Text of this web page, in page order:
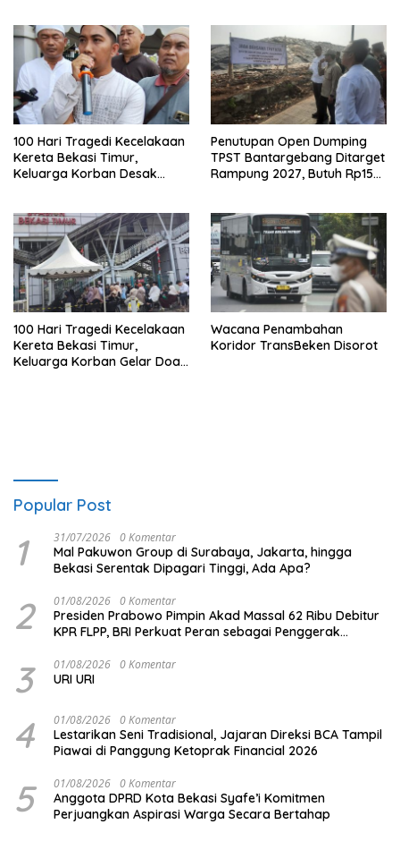
100 Hari Tragedi Kecelakaan
Kereta Bekasi Timur,
Keluarga Korban Desak
Penutupan Open Dumping
TPST Bantargebang Ditarget
Rampung 2027, Butuh Rp150
100 Hari Tragedi Kecelakaan
Kereta Bekasi Timur,
Keluarga Korban Gelar Doa
Wacana Penambahan
Koridor TransBeken Disorot
Popular Post
1 31/07/2026 0 Komentar
Mal Pakuwon Group di Surabaya, Jakarta, hingga
Bekasi Serentak Dipagari Tinggi, Ada Apa?
2 01/08/2026 0 Komentar
Presiden Prabowo Pimpin Akad Massal 62 Ribu Debitur
KPR FLPP, BRI Perkuat Peran sebagai Penggerak
3 01/08/2026 0 Komentar
URI URI
4 01/08/2026 0 Komentar
Lestarikan Seni Tradisional, Jajaran Direksi BCA Tampil
Piawai di Panggung Ketoprak Financial 2026
5 01/08/2026 0 Komentar
Anggota DPRD Kota Bekasi Syafe’i Komitmen
Perjuangkan Aspirasi Warga Secara Bertahap